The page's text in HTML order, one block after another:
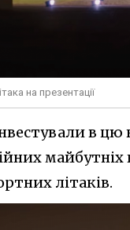
на презентації
в цю
майбутніх
літаків.